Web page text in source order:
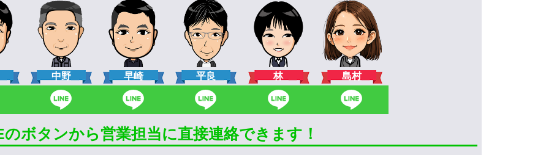
中野 早崎 平良 林 島村
ボタンから営業担当に直接連絡できます！